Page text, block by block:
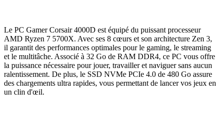
Le PC Gamer Corsair 4000D est équipé du puissant processeur
AMD Ryzen 7 5700X. Avec ses 8 cœurs et son architecture Zen 3,
il garantit des performances optimales pour le gaming, le streaming
et le multitâche. Associé à 32 Go de RAM DDR4, ce PC vous offre
la puissance nécessaire pour jouer, travailler et naviguer sans aucun
ralentissement. De plus, le SSD NVMe PCIe 4.0 de 480 Go assure
des chargements ultra rapides, vous permettant de lancer vos jeux en
un clin d'œil.